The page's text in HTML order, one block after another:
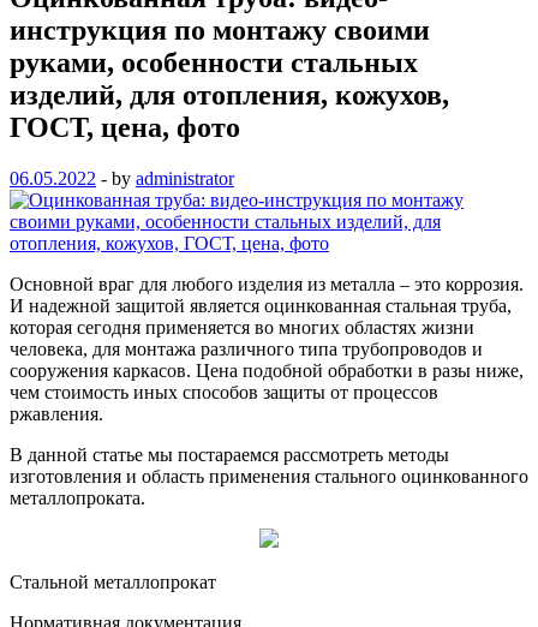
инструкция по монтажу своими
руками, особенности стальных
изделий, для отопления, кожухов,
ГОСТ, цена, фото
06.05.2022 - by administrator
Основной враг для любого изделия из металла – это коррозия.
И надежной защитой является оцинкованная стальная труба,
которая сегодня применяется во многих областях жизни
человека, для монтажа различного типа трубопроводов и
сооружения каркасов. Цена подобной обработки в разы ниже,
чем стоимость иных способов защиты от процессов
ржавления.
В данной статье мы постараемся рассмотреть методы
изготовления и область применения стального оцинкованного
металлопроката.
Стальной металлопрокат
Нормативная документация